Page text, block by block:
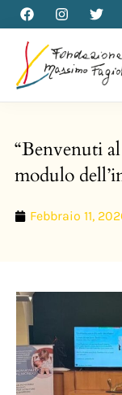
“Benvenuti
modulo
Febbraio 11,